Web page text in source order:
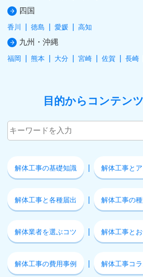
四国
香川 徳島 愛媛 高知
九州・沖縄
福岡 熊本 大分 宮崎 佐賀 長崎
目的からコンテン
解体工事の基礎知識 解体工事と
解体工事と各種届出 解体工事の
解体業者を選ぶコツ 解体工事と
解体工事の費用事例 解体工事コ